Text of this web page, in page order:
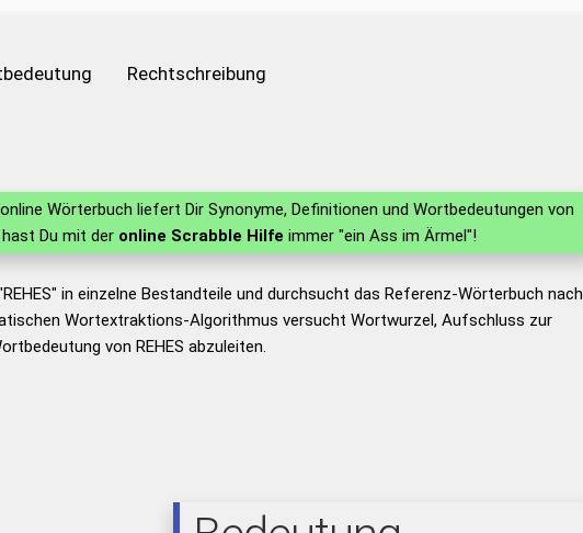
Rechtschreibung
Wörterbuch liefert Dir Synonyme, Definitionen und Wortbedeutungen von
Du mit der online Scrabble Hilfe immer "ein Ass im Ärmel"!
in einzelne Bestandteile und durchsucht das Referenz-Wörterbuch nach
Wortextraktions-Algorithmus versucht Wortwurzel, Aufschluss zur
von REHES abzuleiten.